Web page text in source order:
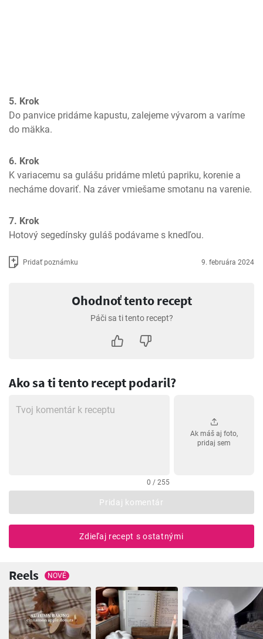
5. Krok
Do panvice pridáme kapustu, zalejeme vývarom a varíme
do mäkka.
6. Krok
K variacemu sa gulášu pridáme mletú papriku, korenie a
necháme dovariť. Na záver vmiešame smotanu na varenie.
7. Krok
Hotový segedínsky guláš podávame s knedľou.
Pridať poznámku 9. februára 2024
Ohodnoť tento recept
Páči sa ti tento recept?
Ako sa ti tento recept podaril?
0 / 255
Ak máš aj foto,
pridaj sem
Pridaj komentár
Zdieľaj recept s ostatnými
Reels NOVÉ